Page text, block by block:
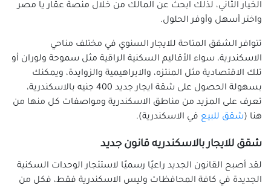
الخيار الثاني، لذلك ابحث عن المالك من خلال منصة عقار يا مصر
واختر أسهل وأوفر الحلول.
تتوافر الشقق المتاحة للايجار السنوي في مختلف مناحي
الاسكندرية، سواء الأقاليم السكنية الراقية مثل سموحة ولوران أو
تلك الاقتصادية مثل المنتزه، والابراهيمية والزوايدة، ويمكنك
بسهولة الحصول على شقة ايجار جديد 400 جنيه بالاسكندرية
،
تعرف على المزيد من مناطق الاسكندرية ومواصفات كل منها من
هنا (شقق للبيع في الاسكندرية).
شقق للايجار بالاسكندريه قانون جديد
لقد أصبح القانون الجديد راعيًا رسميًا لاستئجار الوحدات السكنية
الجديدة في كافة المحافظات وليس الاسكندرية فقط، فكل من